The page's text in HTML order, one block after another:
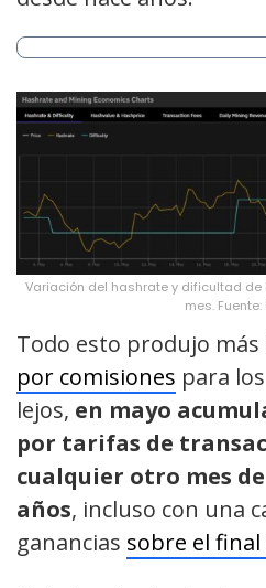
Variación del hashrate y dificultad de
mes. Fuente:
Todo esto produjo
por comisiones para
lejos, en mayo
por tarifas de
cualquier otro mes
años, incluso con una
ganancias sobre el final